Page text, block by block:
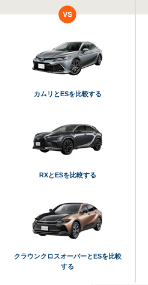
カムリとESを比較する
RXとESを比較する
クラウンクロスオーバーとESを比較
する